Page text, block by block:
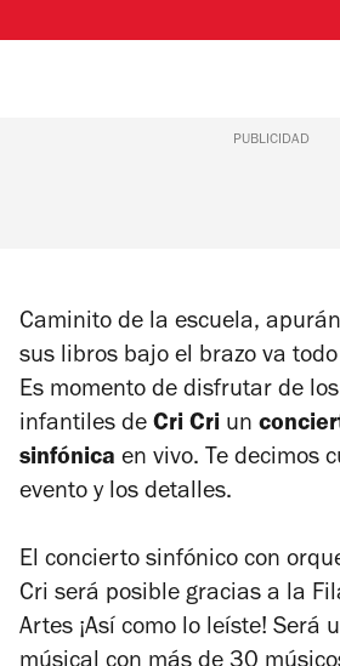
PUBLICIDAD
Caminito de la escuela,
sus libros bajo el brazo va
Es momento de disfrutar de
infantiles de Cri Cri un
sinfónica en vivo. Te decimos
evento y los detalles.
El concierto sinfónico con
Cri será posible gracias a la
Artes ¡Así como lo leíste! Será